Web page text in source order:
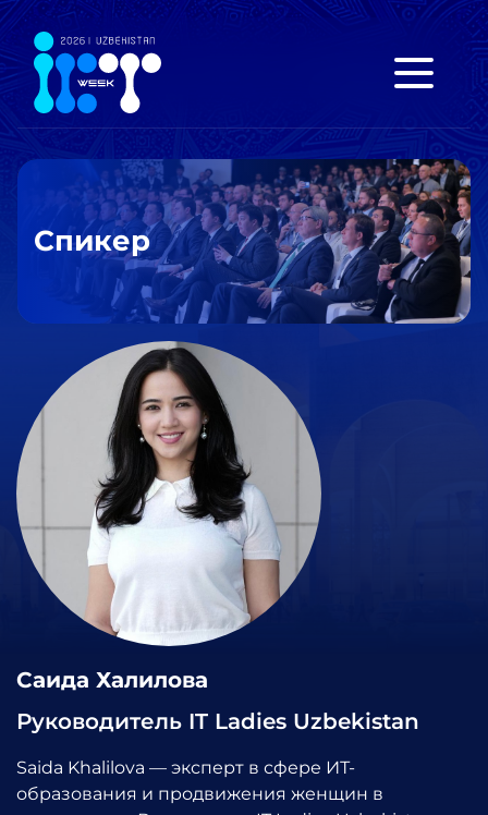
Спикер
Саида Халилова
Руководитель IT Ladies Uzbekistan
Saida Khalilova — эксперт в сфере ИТ-
образования и продвижения женщин в